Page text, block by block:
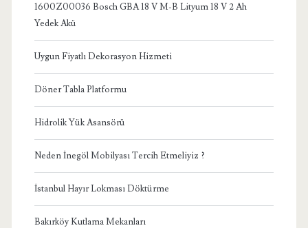
1600Z00036 Bosch GBA 18 V M-B Lityum 18 V 2 Ah
Yedek Akü
Uygun Fiyatlı Dekorasyon Hizmeti
Döner Tabla Platformu
Hidrolik Yük Asansörü
Neden İnegöl Mobilyası Tercih Etmeliyiz ?
İstanbul Hayır Lokması Döktürme
Bakırköy Kutlama Mekanları